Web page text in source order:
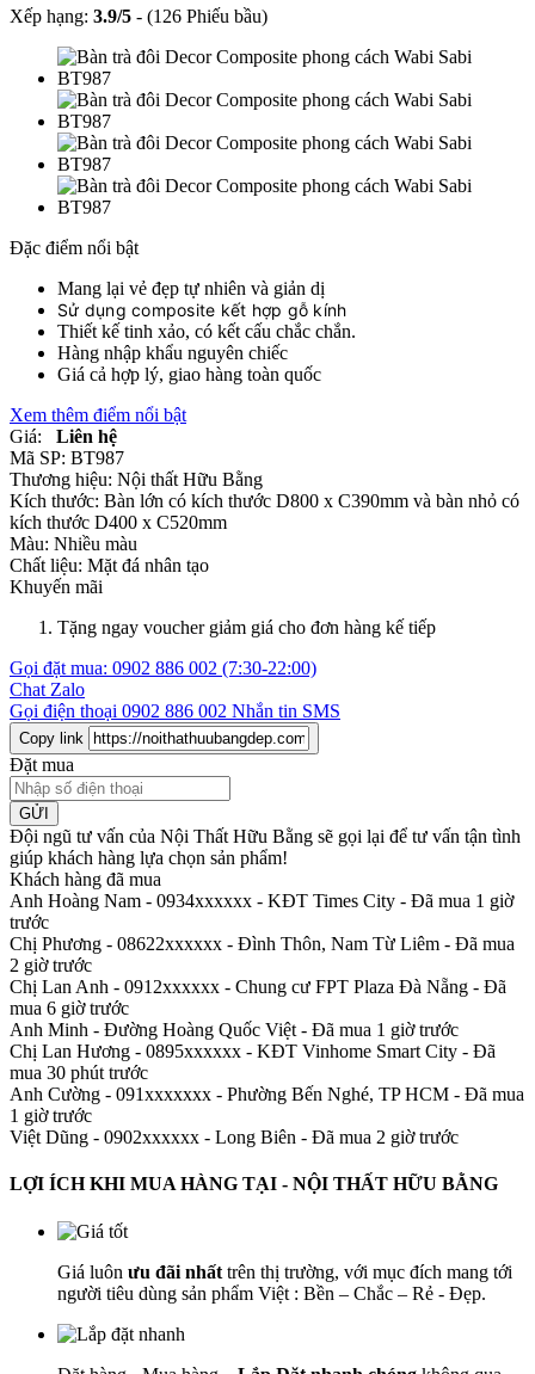
Xếp hạng: 3.9/5 - (126 Phiếu bầu)
Đặc điểm nổi bật
Mang lại vẻ đẹp tự nhiên và giản dị
Sử dụng composite kết hợp gỗ kính
Thiết kế tinh xảo, có kết cấu chắc chắn.
Hàng nhập khẩu nguyên chiếc
Giá cả hợp lý, giao hàng toàn quốc
Xem thêm điểm nổi bật
Giá:
Liên hệ
Mã SP: BT987
Thương hiệu: Nội thất Hữu Bằng
Kích thước: Bàn lớn có kích thước D800 x C390mm và bàn nhỏ có
kích thước D400 x C520mm
Màu: Nhiều màu
Chất liệu: Mặt đá nhân tạo
Khuyến mãi
Tặng ngay voucher giảm giá cho đơn hàng kế tiếp
Gọi đặt mua: 0902 886 002 (7:30-22:00)
Chat Zalo
Gọi điện thoại 0902 886 002 Nhắn tin SMS
Copy link
Đặt mua
GỬI
Đội ngũ tư vấn của Nội Thất Hữu Bằng sẽ gọi lại để tư vấn tận tình
giúp khách hàng lựa chọn sản phẩm!
Khách hàng đã mua
Anh Hoàng Nam - 0934xxxxxx - KĐT Times City - Đã mua 1 giờ
trước
Chị Phương - 08622xxxxxx - Đình Thôn, Nam Từ Liêm - Đã mua
2 giờ trước
Chị Lan Anh - 0912xxxxxx - Chung cư FPT Plaza Đà Nẵng - Đã
mua 6 giờ trước
Anh Minh - Đường Hoàng Quốc Việt - Đã mua 1 giờ trước
Chị Lan Hương - 0895xxxxxx - KĐT Vinhome Smart City - Đã
mua 30 phút trước
Anh Cường - 091xxxxxxx - Phường Bến Nghé, TP HCM - Đã mua
1 giờ trước
Việt Dũng - 0902xxxxxx - Long Biên - Đã mua 2 giờ trước
LỢI ÍCH KHI MUA HÀNG TẠI - NỘI THẤT HỮU BẰNG
Giá luôn ưu đãi nhất trên thị trường, với mục đích mang tới
người tiêu dùng sản phẩm Việt : Bền – Chắc – Rẻ - Đẹp.